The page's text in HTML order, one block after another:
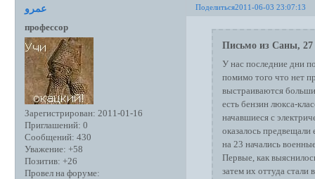
Поделиться2011-06-03 23:07:13 عمرو
профессор
Зарегистрирован: 2011-01-16
Приглашений: 0
Сообщений: 430
Уважение: +58
Позитив: +26
Провел на форуме:
Письмо из Саны,
У нас последние дни
помимо того что нет
выстраиваются
есть бензин люкса-
начавшиеся с
оказалось
на 23 начались
Первые, как
затем их оттуда